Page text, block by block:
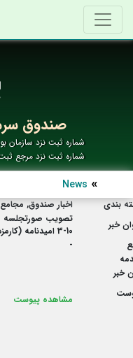
صندوق
شماره ثبت نزد سازمان
شماره ثبت نزد مرجع
News
بندی
اخبار صندوق, مجامع
خبر
10-3 امیدنامه (کارمزد متولی و حسابرس و رتبه بندی و هزینه نرم افزار)
-
خبر
مشاهده پیوست